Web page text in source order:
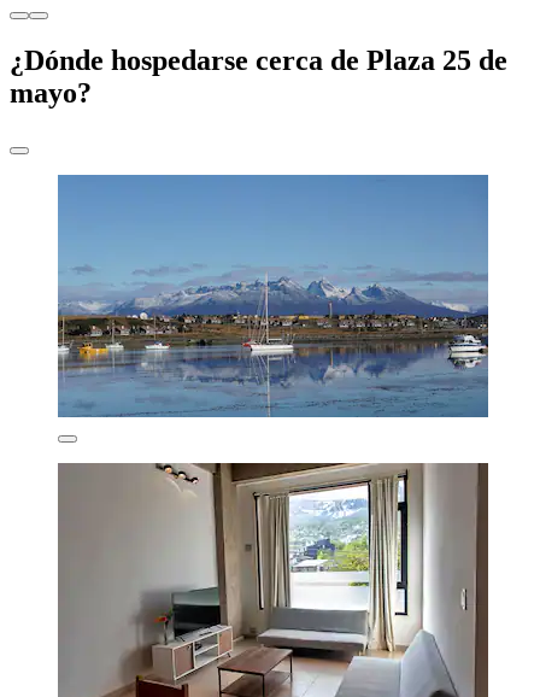
¿Dónde hospedarse cerca de Plaza 25 de
mayo?